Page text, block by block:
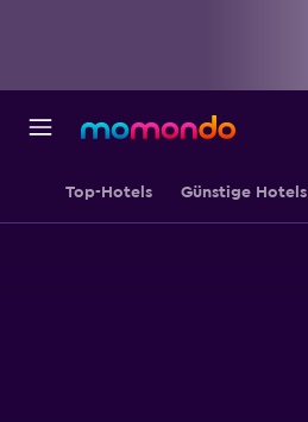
Top-Hotels Günstige Hotels